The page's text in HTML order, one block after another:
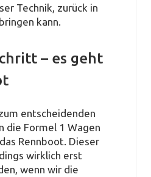
Technik, zurück in
kann.
– es geht
entscheidenden
die Formel 1 Wagen
Rennboot. Dieser
wirklich erst
wenn wir die